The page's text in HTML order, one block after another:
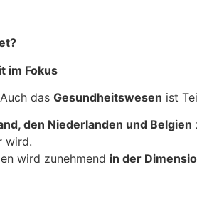
im Fokus
das Gesundheitswesen ist
den Niederlanden und Belgien
wird.
wird zunehmend in der